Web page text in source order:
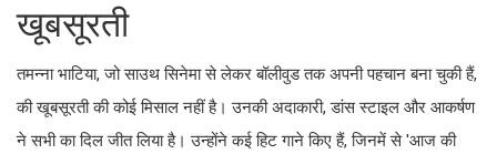
खूबसूरती
तमन्ना भाटिया, जो साउथ सिनेमा से लेकर बॉलीवुड तक अपनी पहचान बना चुकी हैं,
की खूबसूरती की कोई मिसाल नहीं है। उनकी अदाकारी, डांस स्टाइल और आकर्षण
ने सभी का दिल जीत लिया है। उन्होंने कई हिट गाने किए हैं, जिनमें से 'आज की